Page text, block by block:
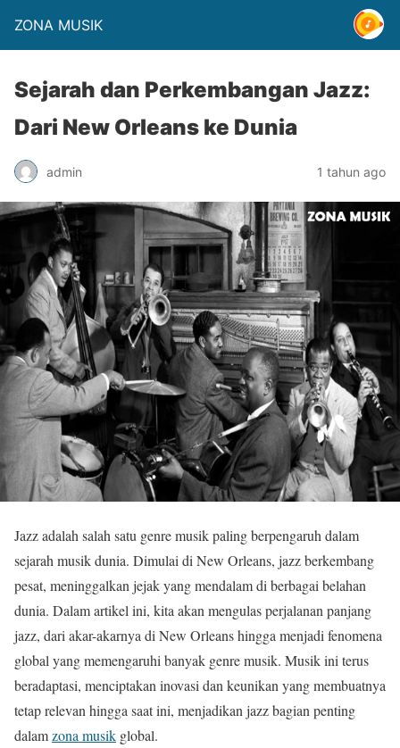
ZONA MUSIK
Sejarah dan Perkembangan Jazz:
Dari New Orleans ke Dunia
admin 1 tahun ago
Jazz adalah salah satu genre musik paling berpengaruh dalam
sejarah musik dunia. Dimulai di New Orleans, jazz berkembang
pesat, meninggalkan jejak yang mendalam di berbagai belahan
dunia. Dalam artikel ini, kita akan mengulas perjalanan panjang
jazz, dari akar-akarnya di New Orleans hingga menjadi fenomena
global yang memengaruhi banyak genre musik. Musik ini terus
beradaptasi, menciptakan inovasi dan keunikan yang membuatnya
tetap relevan hingga saat ini, menjadikan jazz bagian penting
dalamzona musik global.